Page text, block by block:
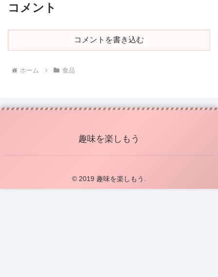
コメント
コメントを書き込む
ホーム 食品
趣味を楽しもう
© 2019 趣味を楽しもう.